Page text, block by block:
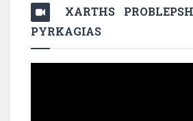
XARTHS
PYRKAGIAS